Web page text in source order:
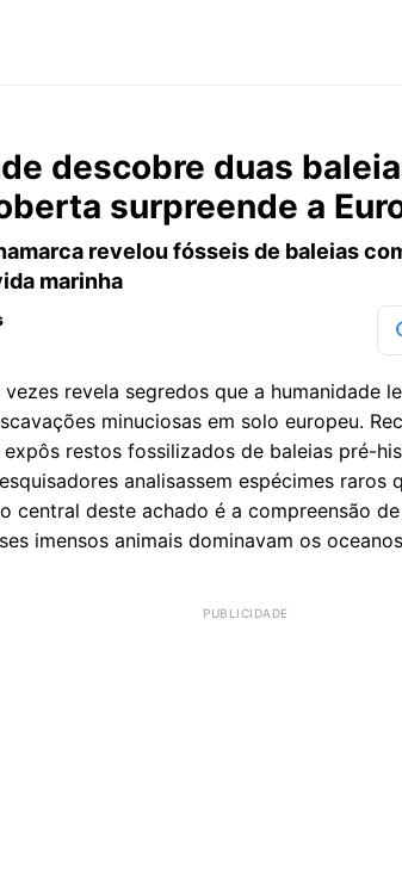
descobre duas
surpreende a
revelou fósseis de baleias
marinha
revela segredos que a humanidade
minuciosas em solo europeu.
restos fossilizados de baleias pré-
analisassem espécimes
central deste achado é a compreensão
imensos animais dominavam os